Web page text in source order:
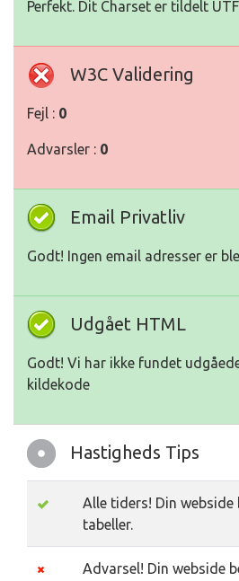
Perfekt. Dit Charset er tildelt
W3C Validering
Fejl : 0
Advarsler : 0
Email Privatliv
Godt! Ingen email adresser er
Udgået HTML
Godt! Vi har ikke fundet
kildekode
Hastigheds Tips
Alle tiders! Din webside
tabeller.
Advarsel! Din webside